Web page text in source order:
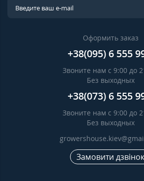
Оформить заказ
+38(095) 6 555
Звоните нам с 9:00 до
Без выходных
+38(073) 6 555
Звоните нам с 9:00 до
Без выходных
Замовити дзвінок